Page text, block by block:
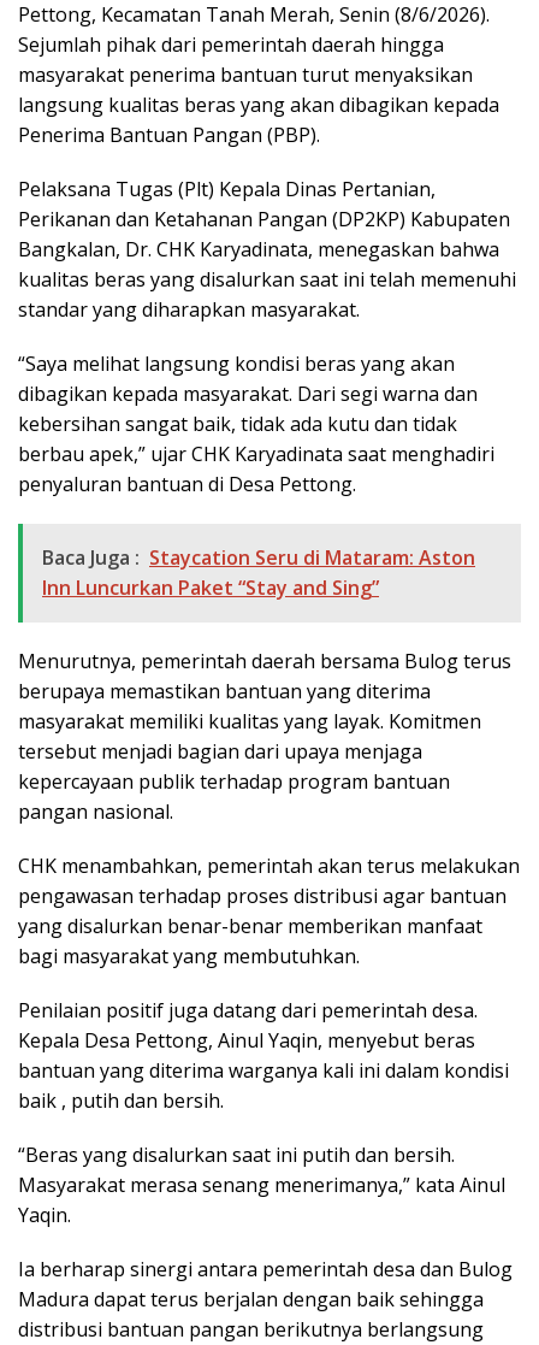
Pettong, Kecamatan Tanah Merah, Senin (8/6/2026).
Sejumlah pihak dari pemerintah daerah hingga
masyarakat penerima bantuan turut menyaksikan
langsung kualitas beras yang akan dibagikan kepada
Penerima Bantuan Pangan (PBP).
Pelaksana Tugas (Plt) Kepala Dinas Pertanian,
Perikanan dan Ketahanan Pangan (DP2KP) Kabupaten
Bangkalan, Dr. CHK Karyadinata, menegaskan bahwa
kualitas beras yang disalurkan saat ini telah memenuhi
standar yang diharapkan masyarakat.
“Saya melihat langsung kondisi beras yang akan
dibagikan kepada masyarakat. Dari segi warna dan
kebersihan sangat baik, tidak ada kutu dan tidak
berbau apek,” ujar CHK Karyadinata saat menghadiri
penyaluran bantuan di Desa Pettong.
Baca Juga : Staycation Seru di Mataram: Aston
Inn Luncurkan Paket “Stay and Sing”
Menurutnya, pemerintah daerah bersama Bulog terus
berupaya memastikan bantuan yang diterima
masyarakat memiliki kualitas yang layak. Komitmen
tersebut menjadi bagian dari upaya menjaga
kepercayaan publik terhadap program bantuan
pangan nasional.
CHK menambahkan, pemerintah akan terus melakukan
pengawasan terhadap proses distribusi agar bantuan
yang disalurkan benar-benar memberikan manfaat
bagi masyarakat yang membutuhkan.
Penilaian positif juga datang dari pemerintah desa.
Kepala Desa Pettong, Ainul Yaqin, menyebut beras
bantuan yang diterima warganya kali ini dalam kondisi
baik , putih dan bersih.
“Beras yang disalurkan saat ini putih dan bersih.
Masyarakat merasa senang menerimanya,” kata Ainul
Yaqin.
Ia berharap sinergi antara pemerintah desa dan Bulog
Madura dapat terus berjalan dengan baik sehingga
distribusi bantuan pangan berikutnya berlangsung